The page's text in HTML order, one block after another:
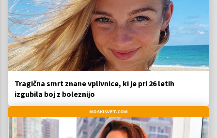
Tragična smrt znane vplivnice, ki je pri 26 letih
izgubila boj z boleznijo
MOSKISVET.COM